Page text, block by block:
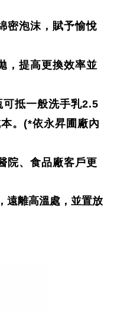
密泡沫，賦予愉悅
，提高更換效率並
抵一般洗手乳2.5
。(*依永昇圃廠內
院、食品廠客戶更
遠離高溫處，並置放